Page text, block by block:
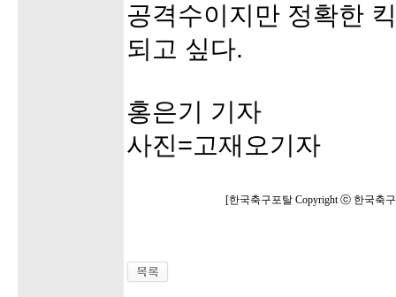
공격수이지만 정확한
되고 싶다.
홍은기 기자
사진=고재오기자
[한국축구포탈 Copyright ⓒ 한국축